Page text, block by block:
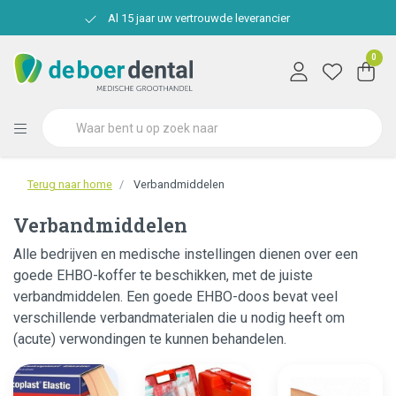
Al 15 jaar uw vertrouwde leverancier
0
Terug naar home Verbandmiddelen
Verbandmiddelen
Alle bedrijven en medische instellingen dienen over een
goede EHBO-koffer te beschikken, met de juiste
verbandmiddelen. Een goede EHBO-doos bevat veel
verschillende verbandmaterialen die u nodig heeft om
(acute) verwondingen te kunnen behandelen.